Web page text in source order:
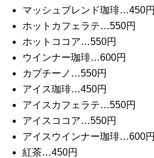
マッシュブレンド珈琲…450円
ホットカフェラテ…550円
ホットココア…550円
ウインナー珈琲…600円
カプチーノ…550円
アイス珈琲…450円
アイスカフェラテ…550円
アイスココア…550円
アイスウインナー珈琲…600円
紅茶…450円